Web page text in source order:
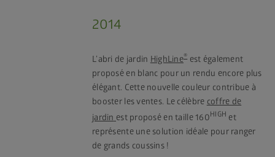
2014
L’abri de jardin HighLine®est également
proposé en blanc pour un rendu encore plus
élégant. Cette nouvelle couleur contribue à
booster les ventes. Le célèbre coffre de
jardin est proposé en taille 160HIGH et
représente une solution idéale pour ranger
de grands coussins !